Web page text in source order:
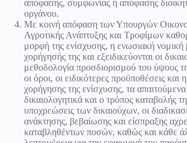
απόφασης, συμφωνίας ή απόφασης
οργάνου.
Με κοινή απόφαση των Υπουργών
Αγροτικής Ανάπτυξης και Τροφίμων
μορφή της ενίσχυσης, η ενωσιακή νομική
χορήγησής της και εξειδικεύονται οι
μεθοδολογία προσδιορισμού του ύψους
οι όροι, οι ειδικότερες προϋποθέσεις και
χορήγησης της ενίσχυσης, τα απαιτούμενα
δικαιολογητικά και ο τρόπος καταβολής
υποχρεώσεις των δικαιούχων, οι
ανάκτησης, βεβαίωσης και είσπραξης
καταβληθέντων ποσών, καθώς και κάθε